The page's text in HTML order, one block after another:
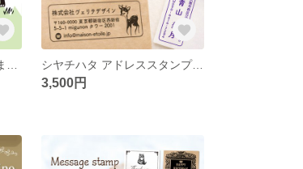
シヤチハタ アドレススタンプ 住所印 （印面サイズ：18mm×50mm）
3,500円